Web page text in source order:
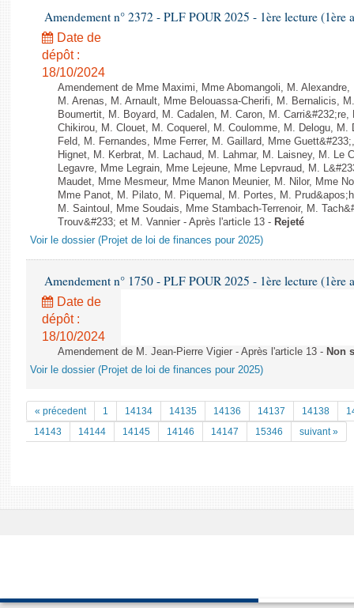
Amendement n° 2372 - PLF POUR 2025 - 1ère lecture (1ère
Date de
dépôt :
18/10/2024
Amendement de Mme Maximi, Mme Abomangoli, M.
M. Arenas, M. Arnault, Mme Belouassa-Cherifi, M. Bernalicis,
Boumertit, M. Boyard, M. Cadalen, M. Caron, M.
Chikirou, M. Clouet, M. Coquerel, M. Coulomme, M. Delogu, M.
Feld, M. Fernandes, Mme Ferrer, M. Gaillard, Mme
Hignet, M. Kerbrat, M. Lachaud, M. Lahmar, M. Laisney, M. Le
Legavre, Mme Legrain, Mme Lejeune, Mme Lepvraud, M.
Maudet, Mme Mesmeur, Mme Manon Meunier, M. Nilor, Mme
Mme Panot, M. Pilato, M. Piquemal, M. Portes, M.
M. Saintoul, Mme Soudais, Mme Stambach-Terrenoir, M.
Trouv&#233; et M. Vannier - Après l'article 13 - Rejeté
Voir le dossier (Projet de loi de finances pour 2025)
Amendement n° 1750 - PLF POUR 2025 - 1ère lecture (1ère
Date de
dépôt :
18/10/2024
Amendement de M. Jean-Pierre Vigier - Après l'article 13 - Non
Voir le dossier (Projet de loi de finances pour 2025)
« précedent 1 14134 14135 14136 14137 14138
14143
14144 14145 14146 14147 15346 suivant »